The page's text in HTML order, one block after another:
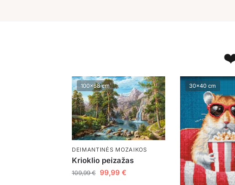
100x68 cm
DEIMANTINĖS MOZAIKOS
Krioklio peizažas
109,99€ 99,99 €
30x40 cm